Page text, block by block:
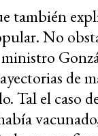
también
No
de
Tal el caso